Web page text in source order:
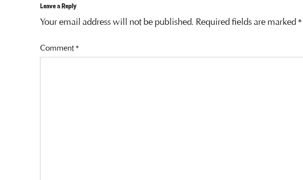
Leave a Reply
Your email address will not be published. Required fields are marked*
Comment*